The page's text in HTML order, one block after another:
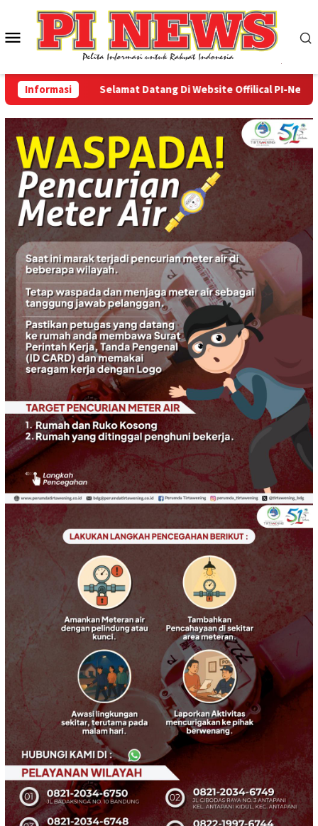
konten
Menu
Mobile
Informasi Selamat Datang Di Website Offilical PI-News